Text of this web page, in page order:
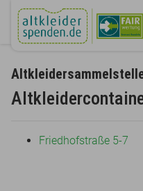
Friedhofstraße 5-7